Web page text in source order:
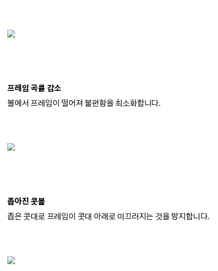
프레임 곡률 감소
볼에서 프레임이 떨어져 불편함을 최소화합니다.
좁아진 콧볼
좁은 콧대로 프레임이 콧대 아래로 미끄러지는 것을 방지합니다.